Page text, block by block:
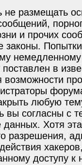
не размещать
и прочих
законы.
в
возможности
любую
вы согласны с
данных. Хотя
разрешения,
доступу к